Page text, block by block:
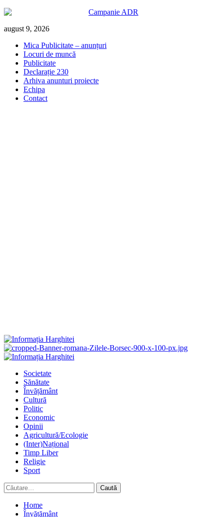
Skip
content
august 9, 2026
Mica Publicitate – anunțuri
Locuri de muncă
Publicitate
Declarație 230
Arhiva anunturi proiecte
Echipa
Contact
Primary
Societate
Sănătate
Învățământ
Cultură
Politic
Economic
Opinii
Agricultură/Ecologie
(Inter)Național
Timp Liber
Religie
Sport
Caută
după:
Home
Învățământ